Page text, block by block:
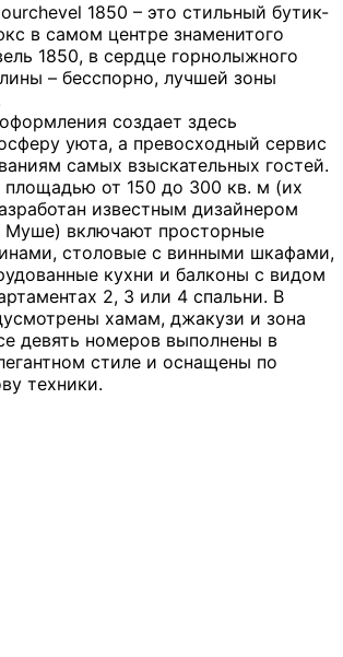
1850 – это стильный бутик-
в самом центре знаменитого
1850, в сердце горнолыжного
– бесспорно, лучшей зоны
создает здесь
уюта, а превосходный сервис
самых взыскательных гостей.
площадью от 150 до 300 кв. м (их
известным дизайнером
включают просторные
столовые с винными шкафами,
кухни и балконы с видом
2, 3 или 4 спальни. В
хамам, джакузи и зона
девять номеров выполнены в
стиле и оснащены по
техники.